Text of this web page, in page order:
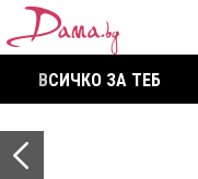
ВСИЧКО ЗА ТЕБ